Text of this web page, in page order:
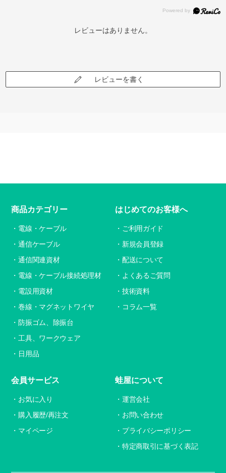
レビューはありません。
レビューを書く
商品カテゴリー
電線・ケーブル
通信ケーブル
通信関連資材
電線・ケーブル接続処理材
電設用資材
巻線・マグネットワイヤ
防振ゴム、除振台
工具、ワークウェア
日用品
はじめてのお客様へ
ご利用ガイド
新規会員登録
配送について
よくあるご質問
技術資料
コラム一覧
会員サービス
お気に入り
購入履歴/再注文
マイページ
蛙屋について
運営会社
お問い合わせ
プライバシーポリシー
特定商取引に基づく表記